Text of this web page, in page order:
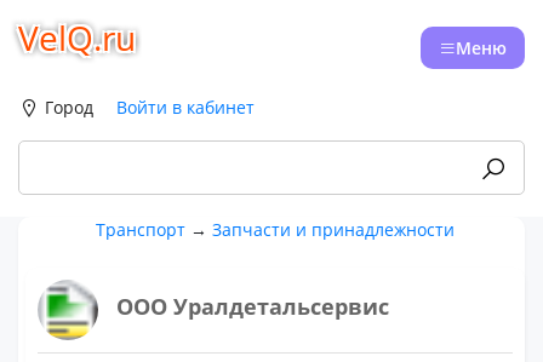
VelQ.ru Меню
Город Войти в кабинет
Транспорт →Запчасти и принадлежности
ООО Уралдетальсервис